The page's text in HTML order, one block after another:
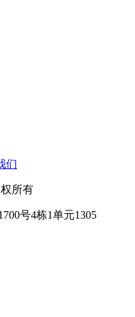
们
所有
号4栋1单元1305